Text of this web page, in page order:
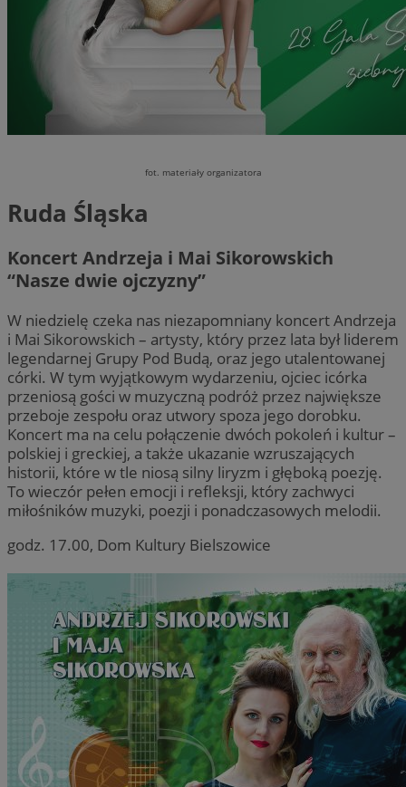
fot. materiały organizatora
Ruda Śląska
Koncert Andrzeja i Mai Sikorowskich
“Nasze dwie ojczyzny”
W niedzielę czeka nas niezapomniany koncert Andrzeja
i Mai Sikorowskich – artysty, który przez lata był liderem
legendarnej Grupy Pod Budą, oraz jego utalentowanej
córki. W tym wyjątkowym wydarzeniu, ojciec icórka
przeniosą gości w muzyczną podróż przez największe
przeboje zespołu oraz utwory spoza jego dorobku.
Koncert ma na celu połączenie dwóch pokoleń i kultur –
polskiej i greckiej, a także ukazanie wzruszających
historii, które w tle niosą silny liryzm i głęboką poezję.
To wieczór pełen emocji i refleksji, który zachwyci
miłośników muzyki, poezji i ponadczasowych melodii.
godz. 17.00, Dom Kultury Bielszowice